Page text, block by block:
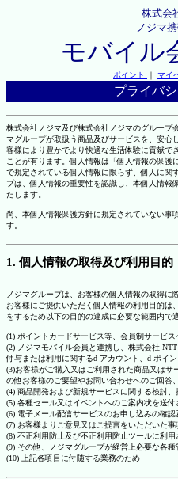
株式会
ノジマ
モバイル
ポイント ｜ マイ
プライバ
株式会社ノジマ及び株式会社ノジマのグループ
マグループが取扱う商品及びサービスを、安心
客様により豊かでより快適な生活体験に貢献で
ことが有ります。個人情報は「個人情報の保
で規定されている個人情報に限らず、個人に関
プは、個人情報の重要性を認識し、本個人情報
たします。
尚、本個人情報保護方針に規定されていない事
す。
1. 個人情報の取得及び利用目的
ノジマグループは、お客様の個人情報の取得に
お客様にご提供いただく個人情報の利用目的は
をするため以下の目的の達成に必要な範囲内で
(1) ポイントカードサービス等、会員制サービ
(2) ノジマモバイル会員と連携し、株式会社
付与または利用に関するd アカウント、d ポイ
(3)お客様がご購入又はご利用された商品又は
の他お客様のご要望やお問い合わせへのご回答
(4) 商品開発および新規サービスに関する検討、
(5) 各種セール又はイベントへのご案内状を送付
(6) 電子メール配信サービスのお申し込みの確
(7) お客様よりご意見又はご提言をいただいた
(8) 不正利用防止及び不正利用防止ツールに利用
(9) その他、ノジマグループが経営上必要な各種
(10) 上記各項目に付随する業務のため